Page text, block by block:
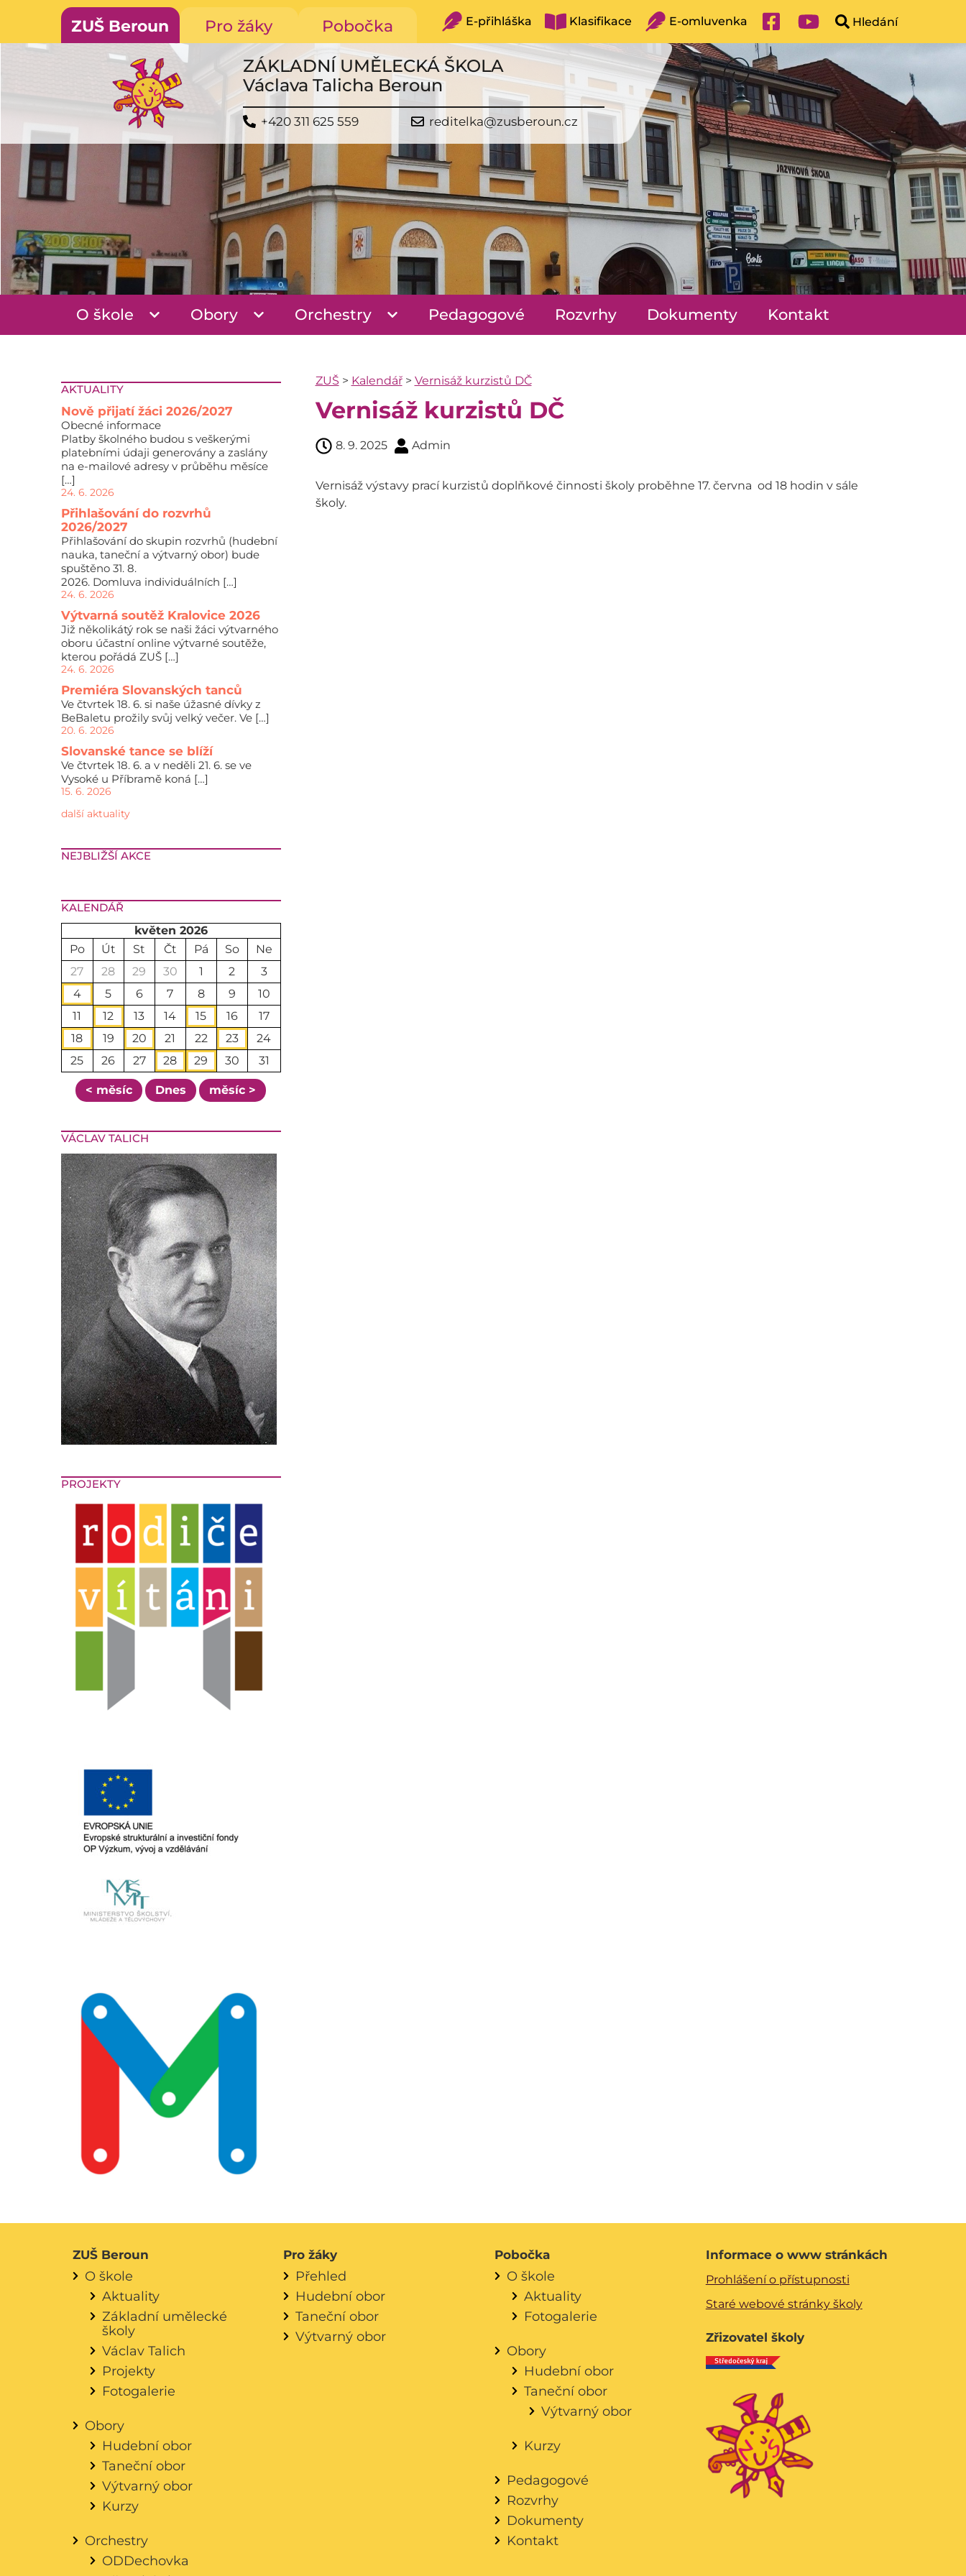
ZUŠ Beroun Pro žáky Pobočka E-přihláška Klasifikace E-omluvenka
ZÁKLADNÍ UMĚLECKÁ ŠKOLA
Václava Talicha Beroun
+420 311 625 559 reditelka@zusberoun.cz
O škole Obory Orchestry Pedagogové Rozvrhy Dokumenty Kontakt
AKTUALITY
Nově přijatí žáci 2026/2027
Obecné informace
Platby školného budou s veškerými
platebními údaji generovány a zaslány
na e-mailové adresy v průběhu měsíce
[…]
24. 6. 2026
Přihlašování do rozvrhů
2026/2027
Přihlašování do skupin rozvrhů (hudební
nauka, taneční a výtvarný obor) bude
spuštěno 31. 8.
2026. Domluva individuálních […]
24. 6. 2026
Výtvarná soutěž Kralovice 2026
Již několikátý rok se naši žáci výtvarného
oboru účastní online výtvarné soutěže,
kterou pořádá ZUŠ […]
24. 6. 2026
Premiéra Slovanských tanců
Ve čtvrtek 18. 6. si naše úžasné dívky z
BeBaletu prožily svůj velký večer. Ve […]
20. 6. 2026
Slovanské tance se blíží
Ve čtvrtek 18. 6. a v neděli 21. 6. se ve
Vysoké u Příbramě koná […]
15. 6. 2026
další aktuality
NEJBLIŽŠÍ AKCE
KALENDÁŘ
květen 2026
Po
Út St Čt Pá So
Ne
27
28 29 30 1 2
3
4
5 6 7 8 9
10
11
12 13 14 15 16
17
18
19 20 21 22 23
24
25
26 27 28 29 30 31
< měsíc Dnes měsíc >
VÁCLAV TALICH
PROJEKTY
ZUŠ > Kalendář> Vernisáž kurzistů DČ
Vernisáž kurzistů DČ
8. 9. 2025 Admin
Vernisáž výstavy prací kurzistů doplňkové činnosti školy proběhne 17. června od 18 hodin v sále
školy.
ZUŠ Beroun
O škole
Aktuality
Základní umělecké
školy
Václav Talich
Projekty
Fotogalerie
Obory
Hudební obor
Taneční obor
Výtvarný obor
Kurzy
Orchestry
ODDechovka
Pro žáky
Přehled
Hudební obor
Taneční obor
Výtvarný obor
Pobočka
O škole
Aktuality
Fotogalerie
Obory
Hudební obor
Taneční obor
Výtvarný obor
Kurzy
Pedagogové
Rozvrhy
Dokumenty
Kontakt
Informace o www stránkách
Prohlášení o přístupnosti
Staré webové stránky školy
Zřizovatel školy